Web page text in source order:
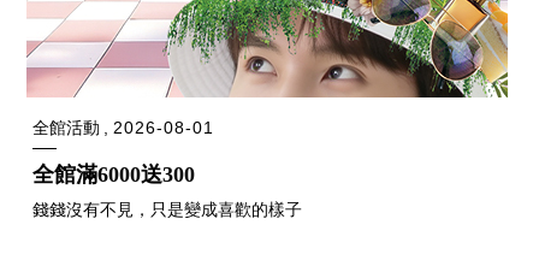
全館活動 2026-08-01
全館滿6000送300
錢錢沒有不見，只是變成喜歡的樣子